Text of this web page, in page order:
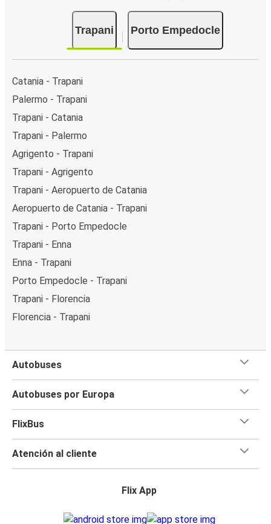
Trapani Porto Empedocle
Catania - Trapani
Palermo - Trapani
Trapani - Catania
Trapani - Palermo
Agrigento - Trapani
Trapani - Agrigento
Trapani - Aeropuerto de Catania
Aeropuerto de Catania - Trapani
Trapani - Porto Empedocle
Trapani - Enna
Enna - Trapani
Porto Empedocle - Trapani
Trapani - Florencia
Florencia - Trapani
Autobuses
Autobuses por Europa
FlixBus
Atención al cliente
Flix App